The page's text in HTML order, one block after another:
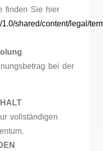
finden Sie hier
1.0/shared/content/legal/
bei der
vollständigen